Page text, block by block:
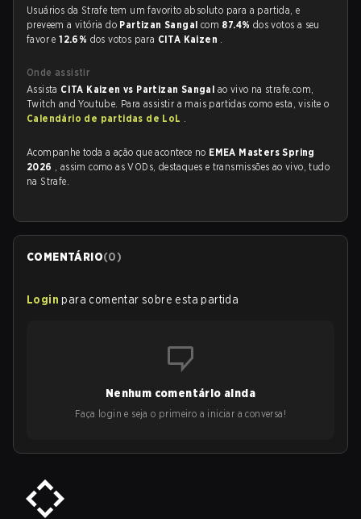
Usuários da Strafe tem um favorito absoluto para a partida, e
preveem a vitória do Partizan Sangal com 87.4% dos votos a seu
favor e12.6% dos votos para CITA Kaizen .
Onde assistir
Assista CITA Kaizen vs Partizan Sangal ao vivo na strafe.com,
Twitch and Youtube. Para assistir a mais partidas como esta, visite o
Calendário de partidas de LoL .
Acompanhe toda a ação que acontece no EMEA Masters Spring
2026 , assim como as VODs, destaques e transmissões ao vivo, tudo
na Strafe.
COMENTÁRIO(0)
Login para comentar sobre esta partida
Nenhum comentário ainda
Faça login e seja o primeiro a iniciar a conversa!